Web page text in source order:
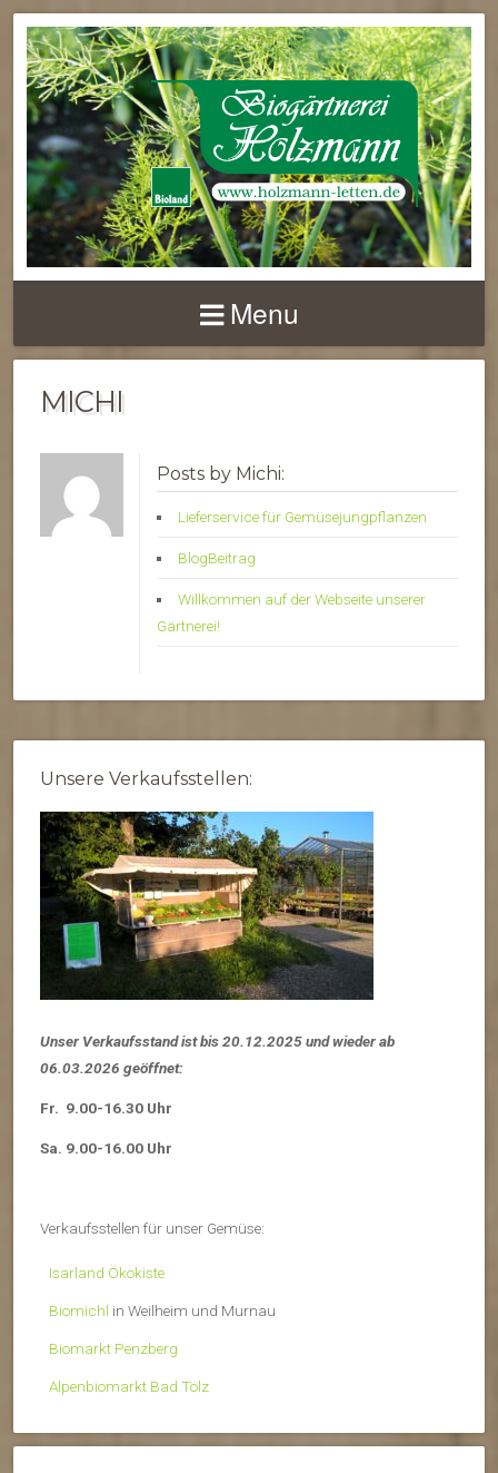
Menu
MICHI
Posts by Michi:
Lieferservice für Gemüsejungpflanzen
BlogBeitrag
Willkommen auf der Webseite unserer
Gärtnerei!
Unsere Verkaufsstellen:
Unser Verkaufsstand ist bis 20.12.2025 und wieder ab
06.03.2026 geöffnet:
Fr. 9.00-16.30 Uhr
Sa. 9.00-16.00 Uhr
Verkaufsstellen für unser Gemüse:
Isarland Ökokiste
Biomichl in Weilheim und Murnau
Biomarkt Penzberg
Alpenbiomarkt Bad Tölz